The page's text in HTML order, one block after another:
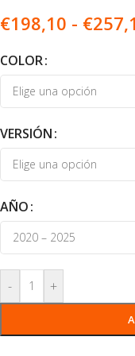
€198,10 - €
COLOR
VERSIÓN
AÑO
- +